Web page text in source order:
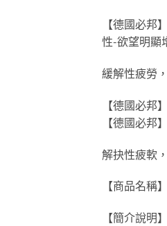
【德國必邦
性-欲望明顯
緩解性疲勞
【德國必邦
【德國必邦
解抉性疲軟
【商品名稱
【簡介說明】